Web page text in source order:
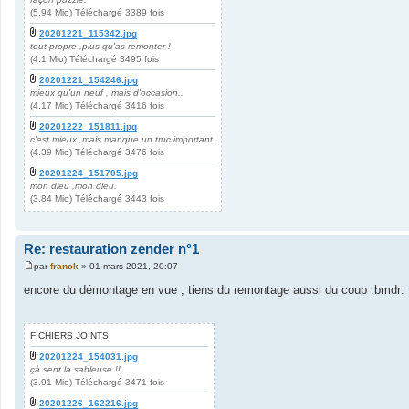
(5.94 Mio) Téléchargé 3389 fois
20201221_115342.jpg
tout propre ,plus qu'as remonter !
(4.1 Mio) Téléchargé 3495 fois
20201221_154246.jpg
mieux qu'un neuf , mais d'occasion..
(4.17 Mio) Téléchargé 3416 fois
20201222_151811.jpg
c'est mieux ,mais manque un truc important.
(4.39 Mio) Téléchargé 3476 fois
20201224_151705.jpg
mon dieu ,mon dieu.
(3.84 Mio) Téléchargé 3443 fois
Re: restauration zender n°1
M
s
e
parfranck » 01 mars 2021, 20:07
encore du démontage en vue , tiens du remontage aussi du coup :bmdr:
FICHIERS JOINTS
20201224_154031.jpg
çà sent la sableuse !!
(3.91 Mio) Téléchargé 3471 fois
20201226_162216.jpg